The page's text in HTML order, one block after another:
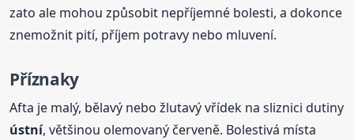
zato ale mohou způsobit nepříjemné bolesti, a dokonce
znemožnit pití, příjem potravy nebo mluvení.
Příznaky
Afta je malý, bělavý nebo žlutavý vřídek na sliznici dutiny
ústní, většinou olemovaný červeně. Bolestivá místa